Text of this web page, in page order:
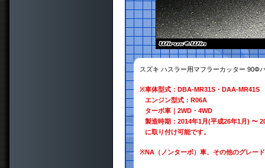
スズキ ハスラー用マフラーカッター 90Φ
※車体型式：DBA-MR31S・DAA-MR41S
エンジン型式：R06A
ターボ車｜2WD・4WD
製造時期：2014年1月(平成26年1月) 〜
に取り付け可能です。
※NA（ノンターボ）車、その他のグレー